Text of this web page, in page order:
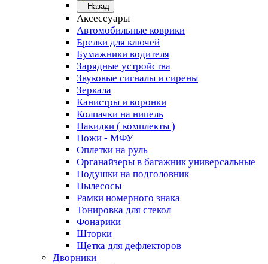
Назад
Аксессуары
Автомобильные коврики
Брелки для ключей
Бумажники водителя
Зарядные устройства
Звуковые сигналы и сирены
Зеркала
Канистры и воронки
Колпачки на нипель
Накидки ( комплекты )
Ножи - МФУ
Оплетки на руль
Органайзеры в багажник универсальные
Подушки на подголовник
Пылесосы
Рамки номерного знака
Тонировка для стекол
Фонарики
Шторки
Щетка для дефлекторов
Дворники